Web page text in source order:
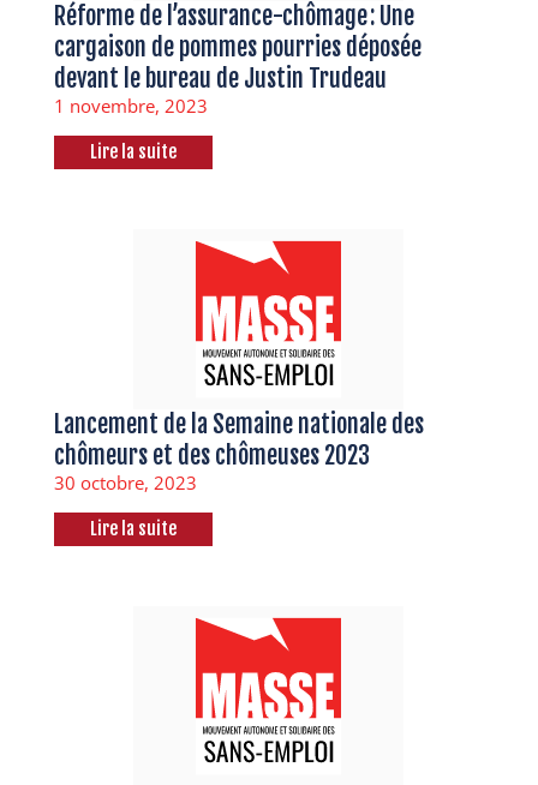
Réforme de l’assurance-chômage : Une
cargaison de pommes pourries déposée
devant le bureau de Justin Trudeau
1 novembre, 2023
Lire la suite
Lancement de la Semaine nationale des
chômeurs et des chômeuses 2023
30 octobre, 2023
Lire la suite